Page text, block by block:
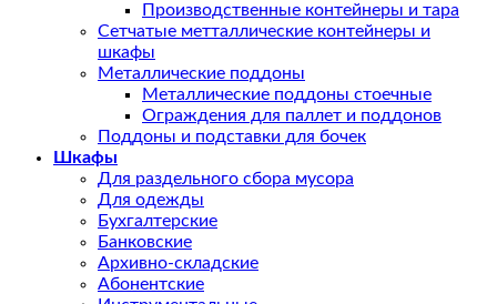
Производственные контейнеры и тара
Сетчатые метталлические контейнеры и
шкафы
Металлические поддоны
Металлические поддоны стоечные
Ограждения для паллет и поддонов
Поддоны и подставки для бочек
Шкафы
Для раздельного сбора мусора
Для одежды
Бухгалтерские
Банковские
Архивно-складские
Абонентские